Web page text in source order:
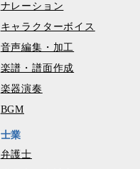
ナレーション
キャラクターボイス
音声編集・加工
楽譜・譜面作成
楽器演奏
BGM
士業
弁護士